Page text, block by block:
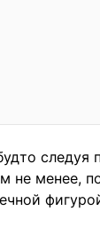
не менее,